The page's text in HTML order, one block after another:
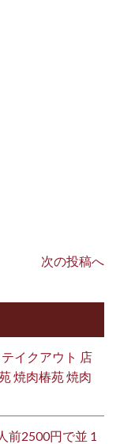
次の投稿へ
イクアウト 店
焼肉椿苑 焼肉
前2500円で並 1